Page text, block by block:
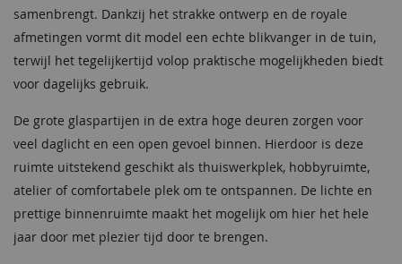
Pakket gewicht Ca. 810 kg
Dakmaat 400x300 cm
Dakoppervlak
Afmeting dubbele deur 158,8x195,7 cm
Daktype Plat dak
Daktype filter Plat dak
300 cm
samenbrengt. Dankzij het strakke ontwerp en de royale
afmetingen vormt dit model een echte blikvanger in de tuin,
terwijl het tegelijkertijd volop praktische mogelijkheden biedt
voor dagelijks gebruik.
De grote glaspartijen in de extra hoge deuren zorgen voor
veel daglicht en een open gevoel binnen. Hierdoor is deze
ruimte uitstekend geschikt als thuiswerkplek, hobbyruimte,
atelier of comfortabele plek om te ontspannen. De lichte en
prettige binnenruimte maakt het mogelijk om hier het hele
jaar door met plezier tijd door te brengen.